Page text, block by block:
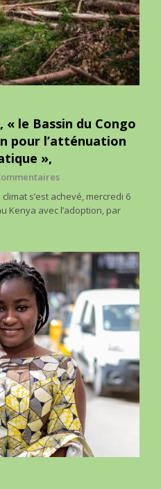
« le Bassin du Congo
pour l’atténuation
»,
s’est achevé, mercredi 6
Kenya avec l’adoption, par